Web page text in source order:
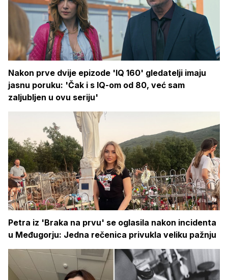
Nakon prve dvije epizode 'IQ 160' gledatelji imaju
jasnu poruku: 'Čak i s IQ-om od 80, već sam
zaljubljen u ovu seriju'
Petra iz 'Braka na prvu' se oglasila nakon incidenta
u Međugorju: Jedna rečenica privukla veliku pažnju